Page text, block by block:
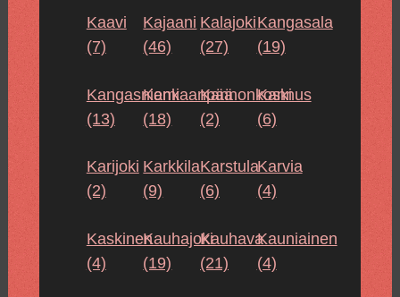
Kaavi
(7)
Kajaani
(46)
Kalajoki
(27)
Kangasala
(19)
Kangasniemi
(13)
Kankaanpää
(18)
Kannonkoski
(2)
Kannus
(6)
Karijoki
(2)
Karkkila
(9)
Karstula
(6)
Karvia
(4)
Kaskinen
(4)
Kauhajoki
(19)
Kauhava
(21)
Kauniainen
(4)